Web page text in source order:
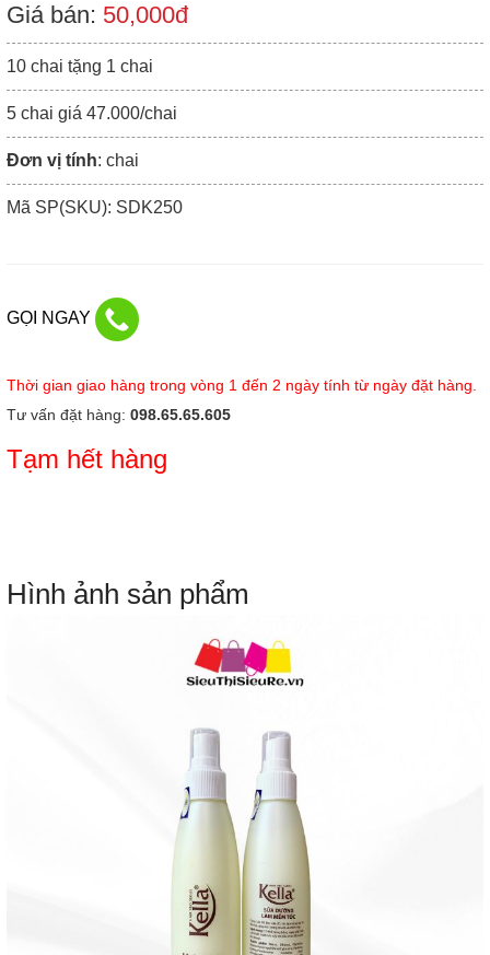
Giá bán: 50,000đ
10 chai tặng 1 chai
5 chai giá 47.000/chai
Đơn vị tính: chai
Mã SP(SKU): SDK250
GỌI NGAY
Thời gian giao hàng trong vòng 1 đến 2 ngày tính từ ngày đặt hàng.
Tư vấn đặt hàng: 098.65.65.605
Tạm hết hàng
Hình ảnh sản phẩm